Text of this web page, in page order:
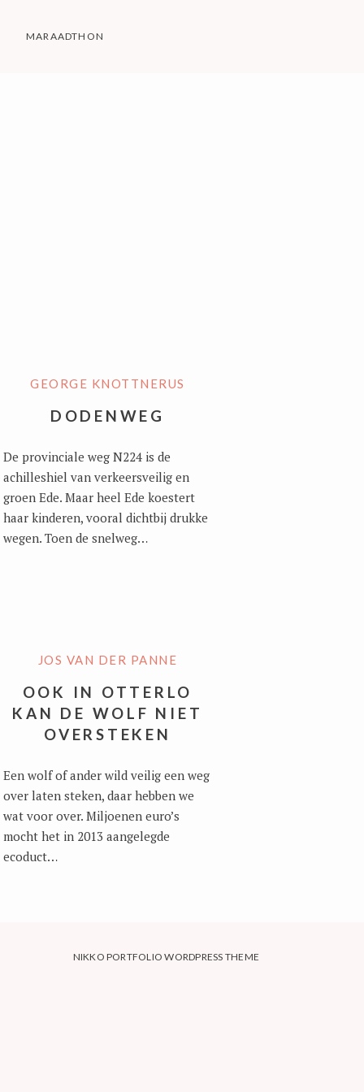
MARAADTHON
GEORGE KNOTTNERUS
DODENWEG
De provinciale weg N224 is de
achilleshiel van verkeersveilig en
groen Ede. Maar heel Ede koestert
haar kinderen, vooral dichtbij drukke
wegen. Toen de snelweg…
JOS VAN DER PANNE
OOK IN OTTERLO
KAN DE WOLF NIET
OVERSTEKEN
Een wolf of ander wild veilig een weg
over laten steken, daar hebben we
wat voor over. Miljoenen euro’s
mocht het in 2013 aangelegde
ecoduct…
NIKKO PORTFOLIO WORDPRESS THEME